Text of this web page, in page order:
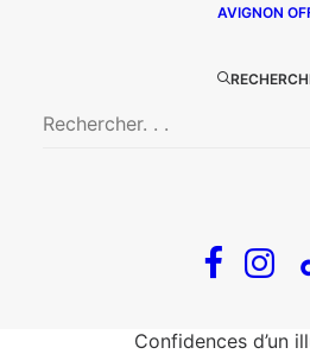
AVIGNON
La Zone
Fin, fin et
The Loop
Confidences d’un